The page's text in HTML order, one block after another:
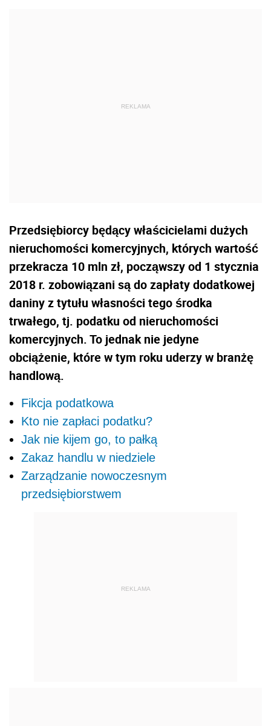
Przedsiębiorcy będący właścicielami dużych
nieruchomości komercyjnych, których wartość
przekracza 10 mln zł, począwszy od 1 stycznia
2018 r. zobowiązani są do zapłaty dodatkowej
daniny z tytułu własności tego środka
trwałego, tj. podatku od nieruchomości
komercyjnych. To jednak nie jedyne
obciążenie, które w tym roku uderzy w branżę
handlową.
Fikcja podatkowa
Kto nie zapłaci podatku?
Jak nie kijem go, to pałką
Zakaz handlu w niedziele
Zarządzanie nowoczesnym
przedsiębiorstwem
REKLAMA